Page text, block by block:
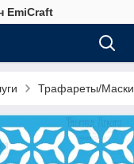
EmiCraft
Трафареты/Маски